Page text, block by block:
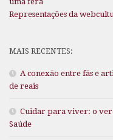
Representações da
MAIS RECENTES:
A conexão entre fãs e
de reais
Cuidar para viver: o
Saúde